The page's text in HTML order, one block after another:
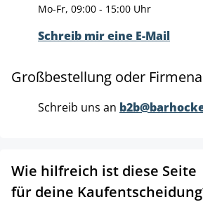
Mo-Fr, 09:00 - 15:00 Uhr
Schreib mir eine E-Mail
Großbestellung oder
Schreib uns an
Wie hilfreich ist diese Seite
für deine